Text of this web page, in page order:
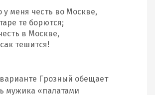
у меня честь во Москве,
те борются;
в Москве,
тешится!
Грозный обещает
мужика «палатами